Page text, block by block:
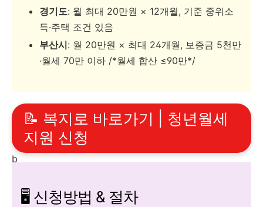
경기도: 월 최대 20만원 × 12개월, 기준 중위소
득·주택 조건 있음
부산시: 월 20만원 × 최대 24개월, 보증금 5천만
·월세 70만 이하 /*월세 합산 ≤90만*/
📝 복지로 바로가기 | 청년월세
지원 신청
b
🖥️ 신청방법 & 절차